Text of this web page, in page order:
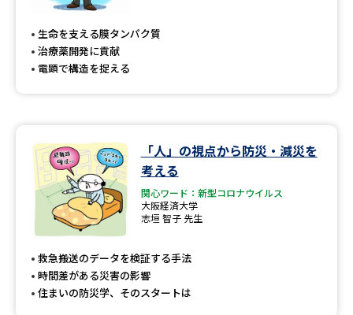
留学・進学関連、塾・予備校
大学入学共通テスト「受験上の
高等学校（情報）教員資格認定
大学研究
大学で学べる内容や特徴を調べる
生命を支える膜タンパク質
治療薬開発に貢献
電顕で構造を捉える
「人」の視点から防災・減災を
考える
関心ワード：新型コロナウイルス
大阪経済大学
志垣 智子 先生
救急搬送のデータを検証する手法
時間差がある災害の影響
住まいの防災学、そのスタートは